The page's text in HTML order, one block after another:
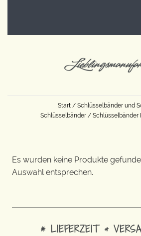
Start / Schlüsselbänder und
Schlüsselbänder / Schlüsselbänder
Es wurden keine Produkte
Auswahl entsprechen.
* LIEFERZEIT &